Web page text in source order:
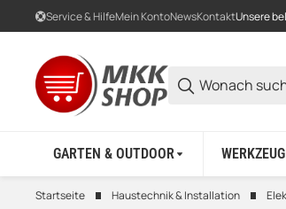
Service & HilfeMein KontoNewsKontaktUnsere
GARTEN & OUTDOOR
Startseite Haustechnik & Installation